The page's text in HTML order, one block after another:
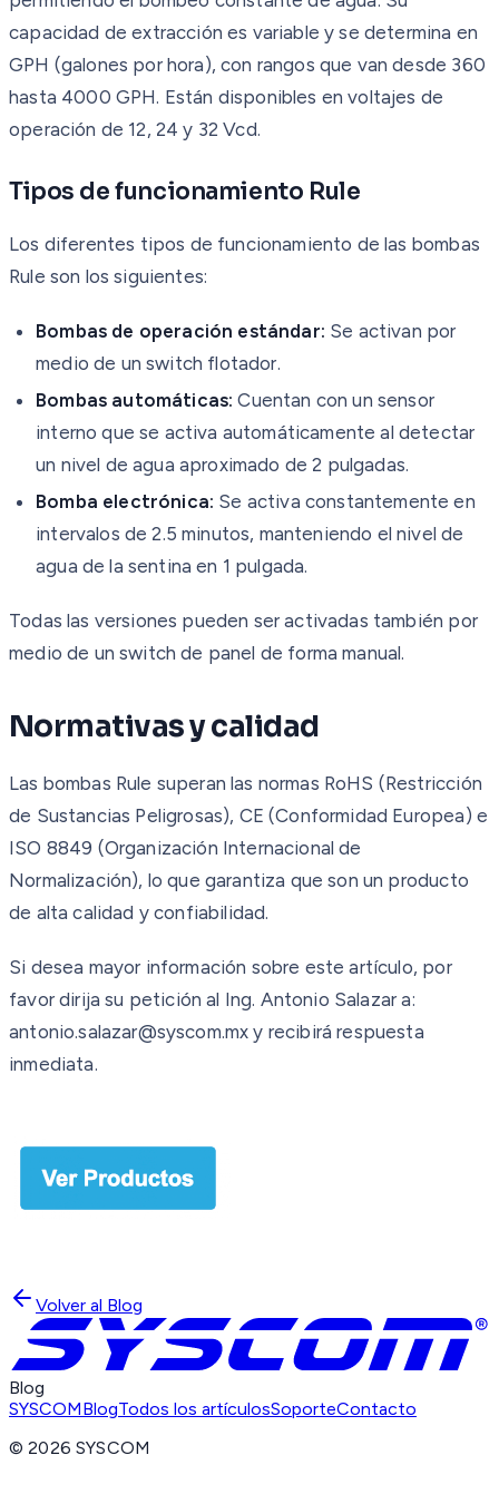
capacidad de extracción es variable y se determina en
GPH (galones por hora), con rangos que van desde 360
hasta 4000 GPH. Están disponibles en voltajes de
operación de 12, 24 y 32 Vcd.
Tipos de funcionamiento Rule
Los diferentes tipos de funcionamiento de las bombas
Rule son los siguientes:
Bombas de operación estándar: Se activan por
medio de un switch flotador.
Bombas automáticas: Cuentan con un sensor
interno que se activa automáticamente al detectar
un nivel de agua aproximado de 2 pulgadas.
Bomba electrónica: Se activa constantemente en
intervalos de 2.5 minutos, manteniendo el nivel de
agua de la sentina en 1 pulgada.
Todas las versiones pueden ser activadas también por
medio de un switch de panel de forma manual.
Normativas y calidad
Las bombas Rule superan las normas RoHS (Restricción
de Sustancias Peligrosas), CE (Conformidad Europea) e
ISO 8849 (Organización Internacional de
Normalización), lo que garantiza que son un producto
de alta calidad y confiabilidad.
Si desea mayor información sobre este artículo, por
favor dirija su petición al Ing. Antonio Salazar a:
antonio.salazar@syscom.mx y recibirá respuesta
inmediata.
Volver al Blog
Blog
SYSCOMBlogTodos los artículosSoporteContacto
©2026 SYSCOM